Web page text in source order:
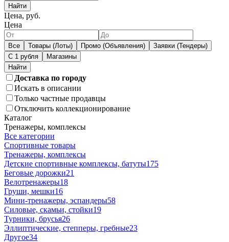
Найти
Цена, руб.
Цена
Все Товары (Лоты) Промо (Объявления)
Заявки (Тендеры)
С 1 рубля
Магазины
Доставка по городу
Искать в описании
Только частные продавцы
Отключить коллекционирование
Каталог
Тренажеры, комплексы
Все категории
Спортивные товары
Тренажеры, комплексы
Детские спортивные комплексы, батуты175
Беговые дорожки21
Велотренажеры18
Груши, мешки16
Мини-тренажеры, эспандеры58
Силовые, скамьи, стойки19
Турники, брусья26
Эллиптические, степперы, гребные23
Другое34